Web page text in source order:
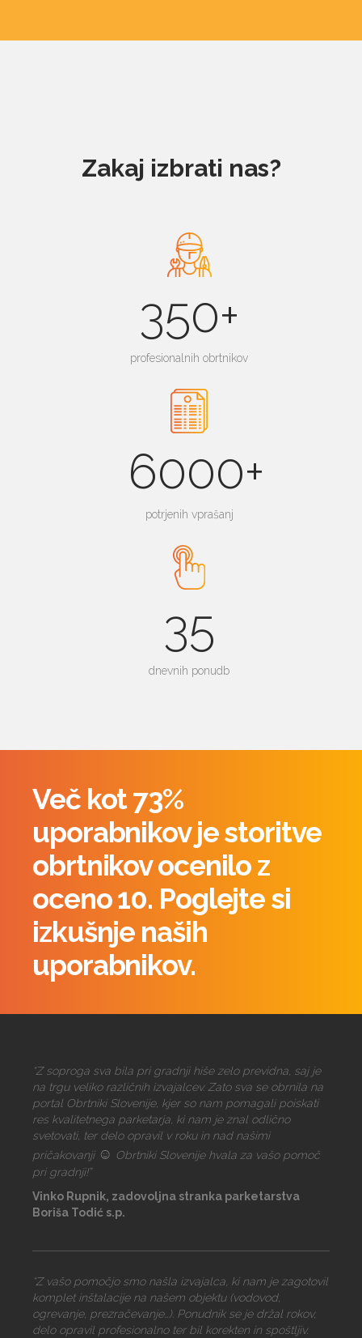
Zakaj izbrati nas?
350+
profesionalnih obrtnikov
6000+
potrjenih vprašanj
35
dnevnih ponudb
Več kot 73%
uporabnikov je storitve
obrtnikov ocenilo z
oceno 10. Poglejte si
izkušnje naših
uporabnikov.
“Z soproga sva bila pri gradnji hiše zelo previdna, saj je
na trgu veliko različnih izvajalcev. Zato sva se obrnila na
portal Obrtniki Slovenije, kjer so nam pomagali poiskati
res kvalitetnega parketarja, ki nam je znal odlično
svetovati, ter delo opravil v roku in nad našimi
pričakovanji ☺ Obrtniki Slovenije hvala za vašo pomoč
pri gradnji!”
Vinko Rupnik, zadovoljna stranka parketarstva
Boriša Todić s.p.
“Z vašo pomočjo smo našla izvajalca, ki nam je zagotovil
komplet inštalacije na našem objektu (vodovod,
ogrevanje, prezračevanje…). Ponudnik se je držal rokov,
delo opravil profesionalno ter bil korekten in spoštljiv.